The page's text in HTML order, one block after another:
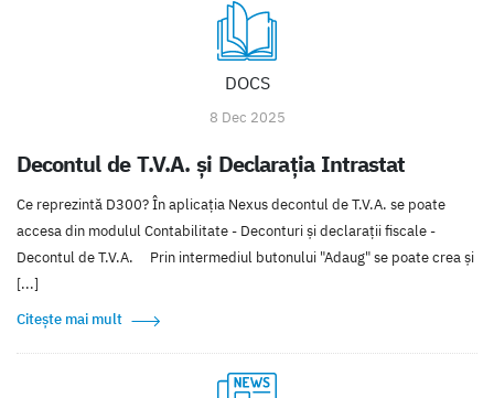
DOCS
8 Dec 2025
Decontul de T.V.A. și Declarația Intrastat
Ce reprezintă D300? În aplicația Nexus decontul de T.V.A. se poate
accesa din modulul Contabilitate - Deconturi și declarații fiscale -
Decontul de T.V.A. Prin intermediul butonului "Adaug" se poate crea și
[...]
Citește mai mult